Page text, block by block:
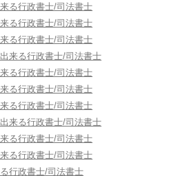
る行政書士/司法書士
る行政書士/司法書士
る行政書士/司法書士
来る行政書士/司法書士
る行政書士/司法書士
る行政書士/司法書士
る行政書士/司法書士
来る行政書士/司法書士
る行政書士/司法書士
る行政書士/司法書士
行政書士/司法書士